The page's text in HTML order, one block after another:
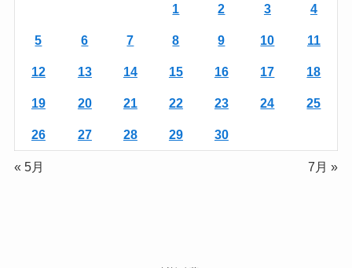
1 2 3 4
5 6 7 8 9 10 11
12 13 14 15 16 17 18
19 20 21 22 23 24 25
26 27 28 29 30
« 5月 7月 »